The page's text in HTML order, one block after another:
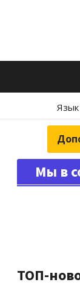
Язык
Мы в
ТОП-